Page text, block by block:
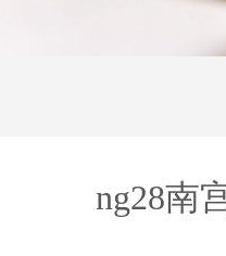
ng28南